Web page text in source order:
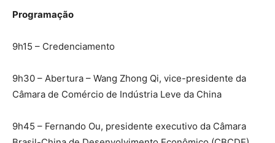
Programação
9h15 – Credenciamento
9h30 – Abertura – Wang Zhong Qi, vice-presidente da
Câmara de Comércio de Indústria Leve da China
9h45 – Fernando Ou, presidente executivo da Câmara